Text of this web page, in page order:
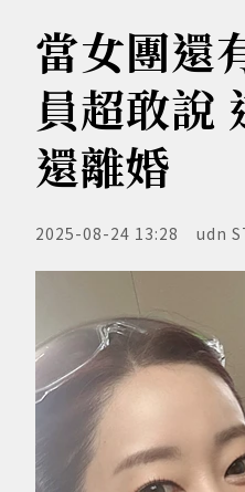
當女團還
員超敢說
還離婚
2025-08-24 13:28 udn